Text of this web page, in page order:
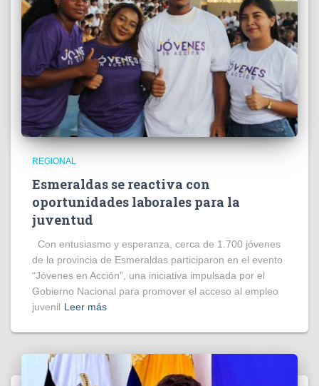
REGIONAL
Esmeraldas se reactiva con
oportunidades laborales para la
juventud
Con entusiasmo y esperanza, cerca de 1.700 jóvenes
de la provincia de Esmeraldas participaron en el evento
“Jóvenes en Acción”, una iniciativa impulsada por el
Gobierno Nacional para promover el acceso al empleo
juvenil Leer más